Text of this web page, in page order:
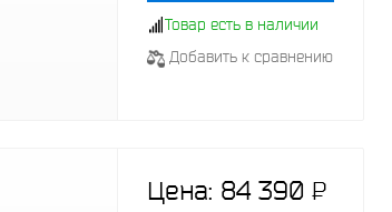
Товар есть в наличии
Добавить к сравнению
Цена: 84 390 P
-